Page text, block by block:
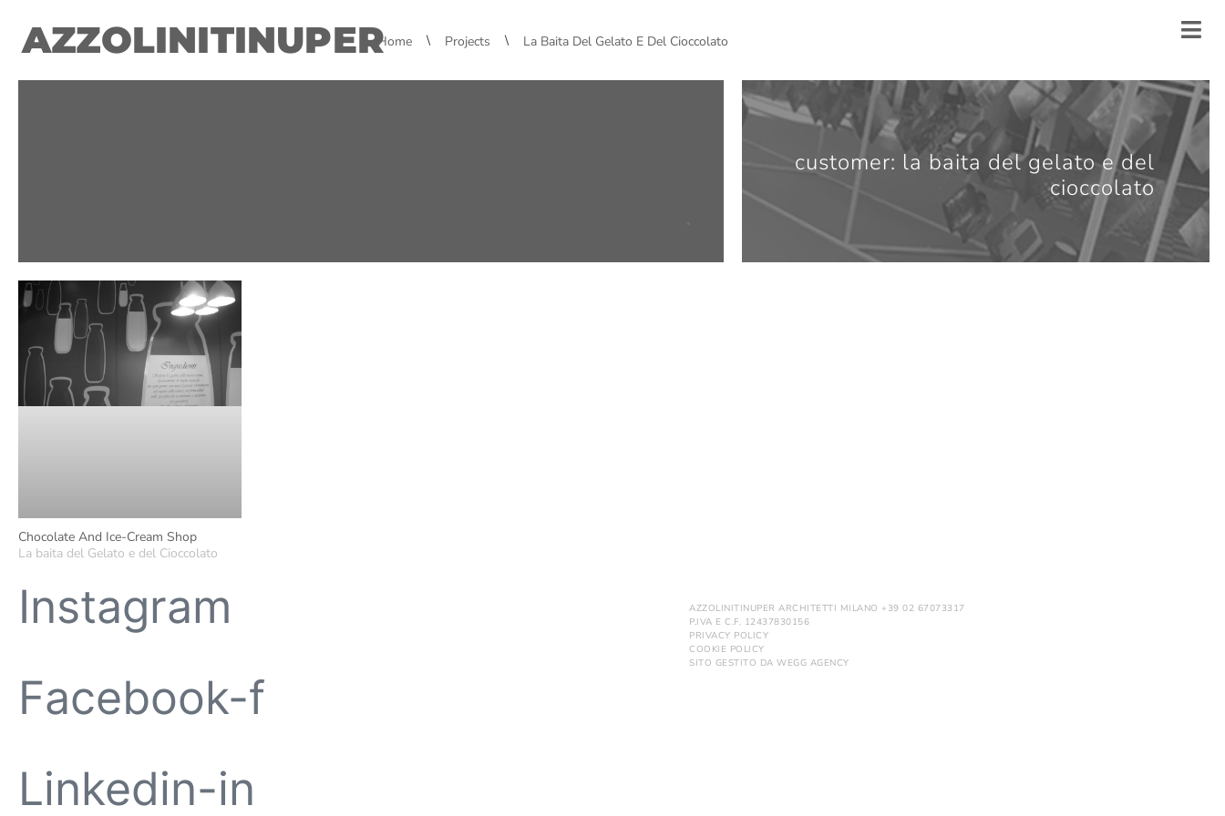
AZZOLINITINUPERHome \ Projects \ La Baita Del Gelato E Del Cioccolato
.
customer: la baita del gelato e del
cioccolato
Chocolate And Ice-Cream Shop
La baita del Gelato e del Cioccolato
Instagram
Facebook-f
Linkedin-in
AZZOLINITINUPER ARCHITETTI MILANO +39 02 67073317
P.IVA E C.F. 12437830156
PRIVACY POLICY
COOKIE POLICY
SITO GESTITO DAWEGG AGENCY